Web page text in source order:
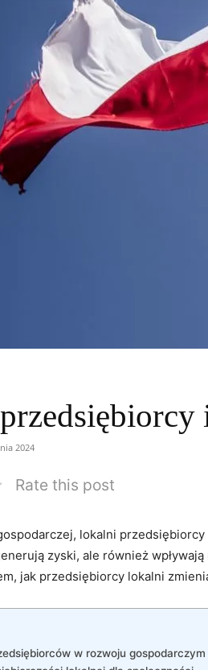
2024
Rate this post
lokalni
zyski, ⁣ale również
jak przedsiębiorcy lokalni
w rozwoju gospodarczym